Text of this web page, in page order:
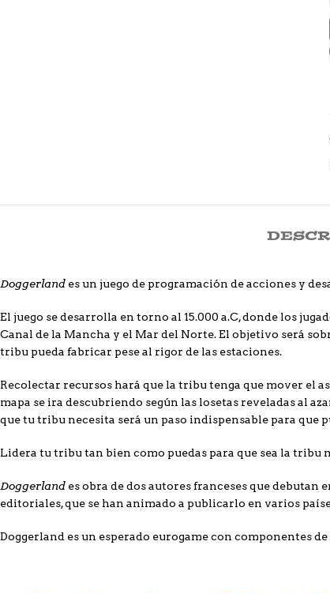
Doggerland es un juego de programación de acciones y
El juego se desarrolla en torno al 15.000 a.C, donde los
Canal de la Mancha y el Mar del Norte. El objetivo será
tribu pueda fabricar pese al rigor de las estaciones.
Recolectar recursos hará que la tribu tenga que mover el
mapa se ira descubriendo según las losetas reveladas al
que tu tribu necesita será un paso indispensable para
Lidera tu tribu tan bien como puedas para que sea la tribu
Doggerland es obra de dos autores franceses que
editoriales, que se han animado a publicarlo en varios
Doggerland es un esperado eurogame con componentes